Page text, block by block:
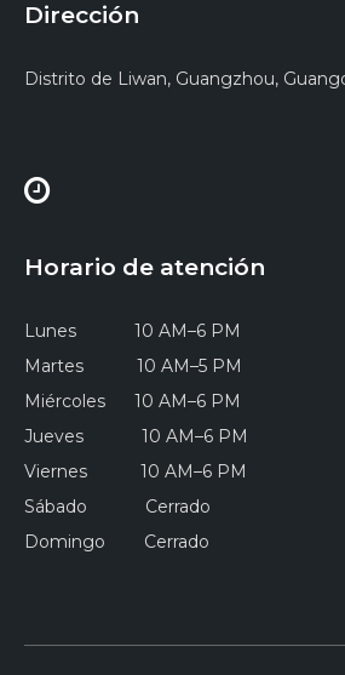
Dirección
Distrito de Liwan, Guangzhou,
Horario de atención
Lunes 10 AM–6 PM
Martes 10 AM–5 PM
Miércoles 10 AM–6 PM
Jueves 10 AM–6 PM
Viernes 10 AM–6 PM
Sábado Cerrado
Domingo Cerrado